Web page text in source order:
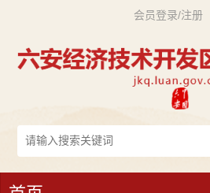
会员登录/注册